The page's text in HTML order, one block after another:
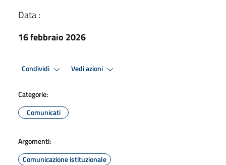
Data :
16 febbraio 2026
Condividi Vedi azioni
Categorie:
Comunicati
Argomenti:
Comunicazione istituzionale